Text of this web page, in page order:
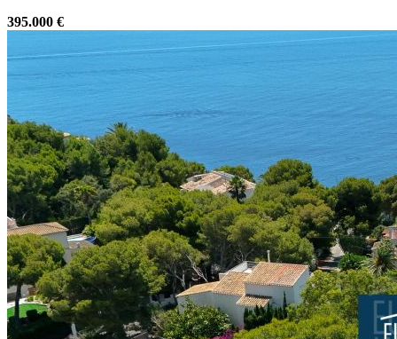
395.000 €